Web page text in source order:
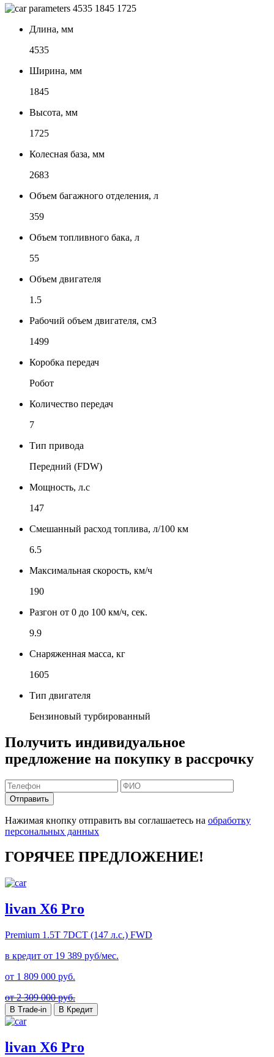
4535 1845 1725
Длина, мм
4535
Ширина, мм
1845
Высота, мм
1725
Колесная база, мм
2683
Объем багажного отделения, л
359
Объем топливного бака, л
55
Объем двигателя
1.5
Рабочий объем двигателя, см3
1499
Коробка передач
Робот
Количество передач
7
Тип привода
Передний (FDW)
Мощность, л.с
147
Смешанный расход топлива, л/100 км
6.5
Максимальная скорость, км/ч
190
Разгон от 0 до 100 км/ч, сек.
9.9
Снаряженная масса, кг
1605
Тип двигателя
Бензиновый турбированный
Получить индивидуальное
предложение на покупку в рассрочку
Отправить
Нажимая кнопку отправить вы соглашаетесь на обработку
персональных данных
ГОРЯЧЕЕ ПРЕДЛОЖЕНИЕ!
livan X6 Pro
Premium 1.5T 7DCT (147 л.с.) FWD
в кредит от 19 389 руб/мес.
от 1 809 000 руб.
от 2 309 000 руб.
В Trade-in В Кредит
livan X6 Pro